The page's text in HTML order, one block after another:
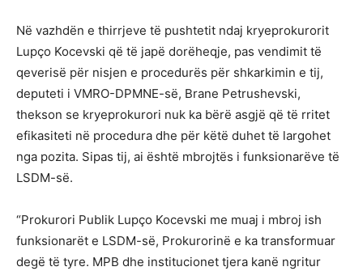
Në vazhdën e thirrjeve të pushtetit ndaj kryeprokurorit
Lupço Kocevski që të japë dorëheqje, pas vendimit të
qeverisë për nisjen e procedurës për shkarkimin e tij,
deputeti i VMRO-DPMNE-së, Brane Petrushevski,
thekson se kryeprokurori nuk ka bërë asgjë që të rritet
efikasiteti në procedura dhe për këtë duhet të largohet
nga pozita. Sipas tij, ai është mbrojtës i funksionarëve të
LSDM-së.
“Prokurori Publik Lupço Kocevski me muaj i mbroj ish
funksionarët e LSDM-së, Prokurorinë e ka transformuar
degë të tyre. MPB dhe institucionet tjera kanë ngritur